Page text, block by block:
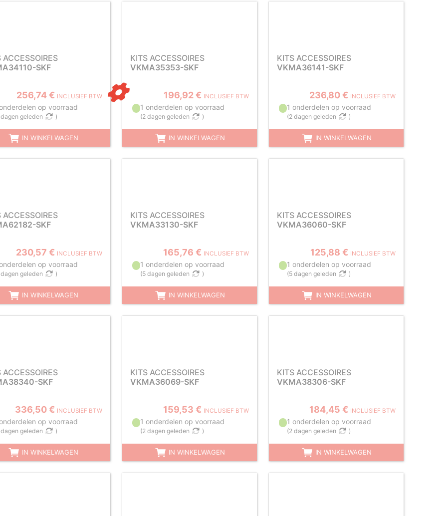
ACCESSOIRES
SKF
256,74 € INCLUSIEF BTW
op voorraad
geleden )
IN WINKELWAGEN
KITS ACCESSOIRES
VKMA35353-SKF
196,92 € INCLUSIEF BTW
1 onderdelen op voorraad
(2 dagen geleden )
IN WINKELWAGEN
KITS ACCESSOIRES
VKMA36141-SKF
236,80 € INCLUSIEF BTW
1 onderdelen op voorraad
(2 dagen geleden )
IN WINKELWAGEN
ACCESSOIRES
SKF
230,57 € INCLUSIEF BTW
op voorraad
geleden )
IN WINKELWAGEN
KITS ACCESSOIRES
VKMA33130-SKF
165,76 € INCLUSIEF BTW
1 onderdelen op voorraad
(5 dagen geleden )
IN WINKELWAGEN
KITS ACCESSOIRES
VKMA36060-SKF
125,88 € INCLUSIEF BTW
1 onderdelen op voorraad
(5 dagen geleden )
IN WINKELWAGEN
ACCESSOIRES
SKF
336,50 € INCLUSIEF BTW
op voorraad
geleden )
IN WINKELWAGEN
KITS ACCESSOIRES
VKMA36069-SKF
159,53 € INCLUSIEF BTW
1 onderdelen op voorraad
(2 dagen geleden )
IN WINKELWAGEN
KITS ACCESSOIRES
VKMA38306-SKF
184,45 € INCLUSIEF BTW
1 onderdelen op voorraad
(2 dagen geleden )
IN WINKELWAGEN